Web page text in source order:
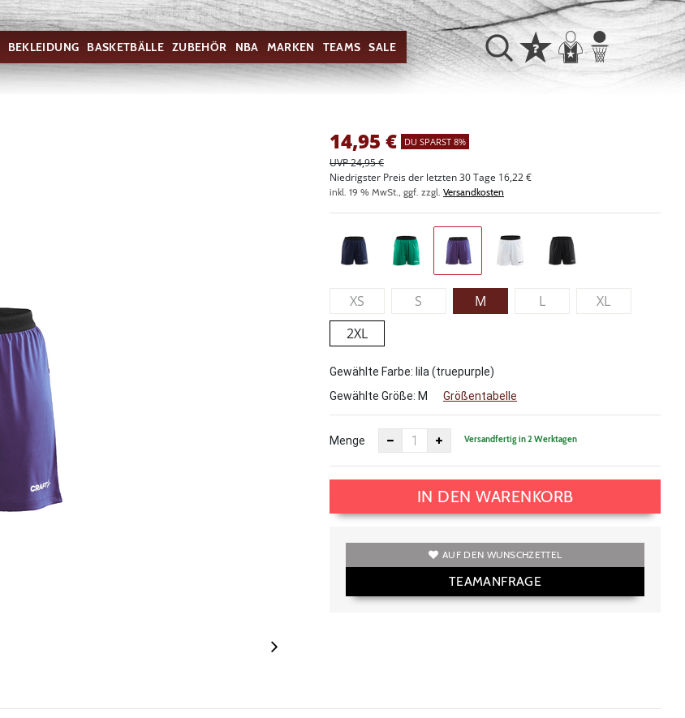
BEKLEIDUNG BASKETBÄLLE ZUBEHÖR NBA MARKEN TEAMS SALE
14,95 € DU SPARST 8%
UVP 24,95 €
Niedrigster Preis der letzten 30 Tage 16,22 €
inkl. 19 % MwSt., ggf. zzgl. Versandkosten
XS S M L
XL
2XL
Gewählte Farbe: lila (truepurple)
Gewählte Größe: M Größentabelle
Menge Versandfertig in 2 Werktagen
IN DEN WARENKORB
AUF DEN WUNSCHZETTEL
TEAMANFRAGE